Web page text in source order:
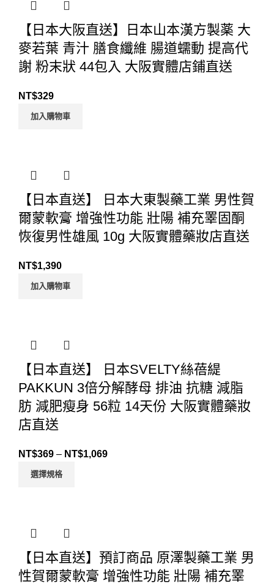
【日本大阪直送】日本山本漢方製薬 大
麥若葉 青汁 膳食纖維 腸道蠕動 提高代
謝 粉末狀 44包入 大阪實體店鋪直送
NT$329
加入購物車
【日本直送】 日本大東製藥工業 男性賀
爾蒙軟膏 增強性功能 壯陽 補充睪固酮
恢復男性雄風 10g 大阪實體藥妝店直送
NT$1,390
加入購物車
【日本直送】 日本SVELTY絲蓓緹
PAKKUN 3倍分解酵母 排油 抗糖 減脂
肪 減肥瘦身 56粒 14天份 大阪實體藥妝
店直送
NT$369 – NT$1,069
選擇規格
【日本直送】預訂商品 原澤製藥工業 男
性賀爾蒙軟膏 增強性功能 壯陽 補充睪